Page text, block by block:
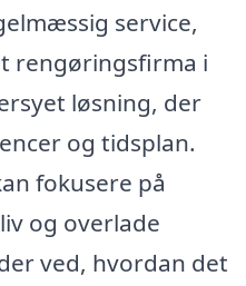
service,
rengøringsfirma i
løsning, der
og tidsplan.
fokusere på
og overlade
ved, hvordan det